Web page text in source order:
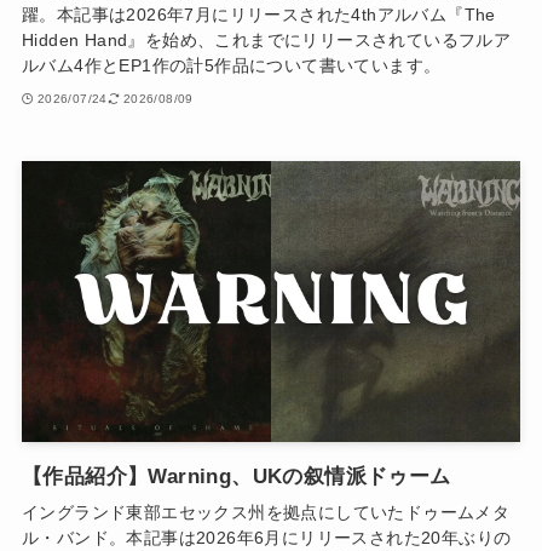
躍。本記事は2026年7月にリリースされた4thアルバム『The
Hidden Hand』を始め、これまでにリリースされているフルア
ルバム4作とEP1作の計5作品について書いています。
2026/07/24 2026/08/09
【作品紹介】Warning、UKの叙情派ドゥーム
イングランド東部エセックス州を拠点にしていたドゥームメタ
ル・バンド。本記事は2026年6月にリリースされた20年ぶりの